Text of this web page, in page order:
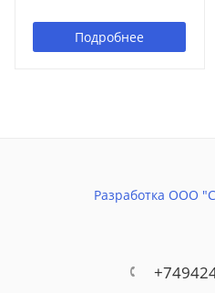
Подробнее
Разработка ООО